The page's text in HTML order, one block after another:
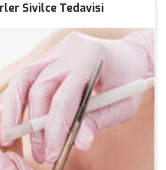
Sivilce Tedavisi